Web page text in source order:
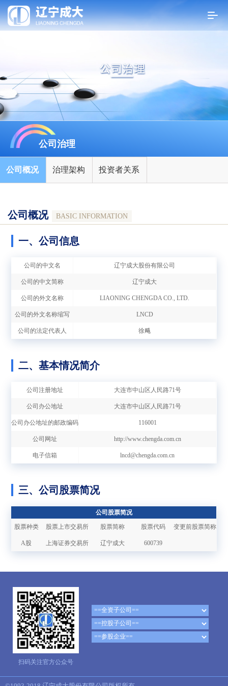
公司治理
公司概况 治理架构 投资者关系
公司概况 BASIC INFORMATION
一、公司信息
公司的中文名 辽宁成大股份有限公司
公司的中文简称 辽宁成大
公司的外文名称 LIAONING CHENGDA CO., LTD.
公司的外文名称缩写 LNCD
公司的法定代表人 徐飚
二、基本情况简介
公司注册地址 大连市中山区人民路71号
公司办公地址 大连市中山区人民路71号
公司办公地址的邮政编码 116001
公司网址 http://www.chengda.com.cn
电子信箱 lncd@chengda.com.cn
三、公司股票简况
公司股票简况
股票种类
股票上市交易所 股票简称 股票代码 变更前股票简称
A股 上海证券交易所 辽宁成大 600739
扫码关注官方公众号